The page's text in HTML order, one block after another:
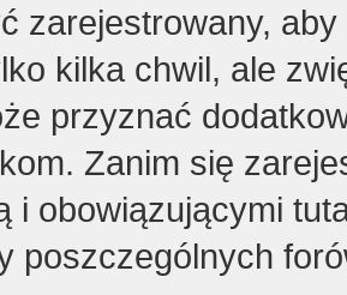
zarejestrowany,
kilka chwil, ale
przyznać
Zanim się
i obowiązującymi
poszczególnych